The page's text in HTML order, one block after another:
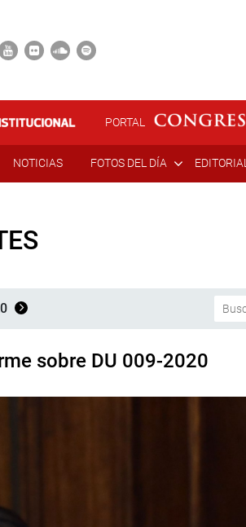
PORTAL
NOTICIAS FOTOS DEL DÍA EDITORIAL
sobre DU 009-2020